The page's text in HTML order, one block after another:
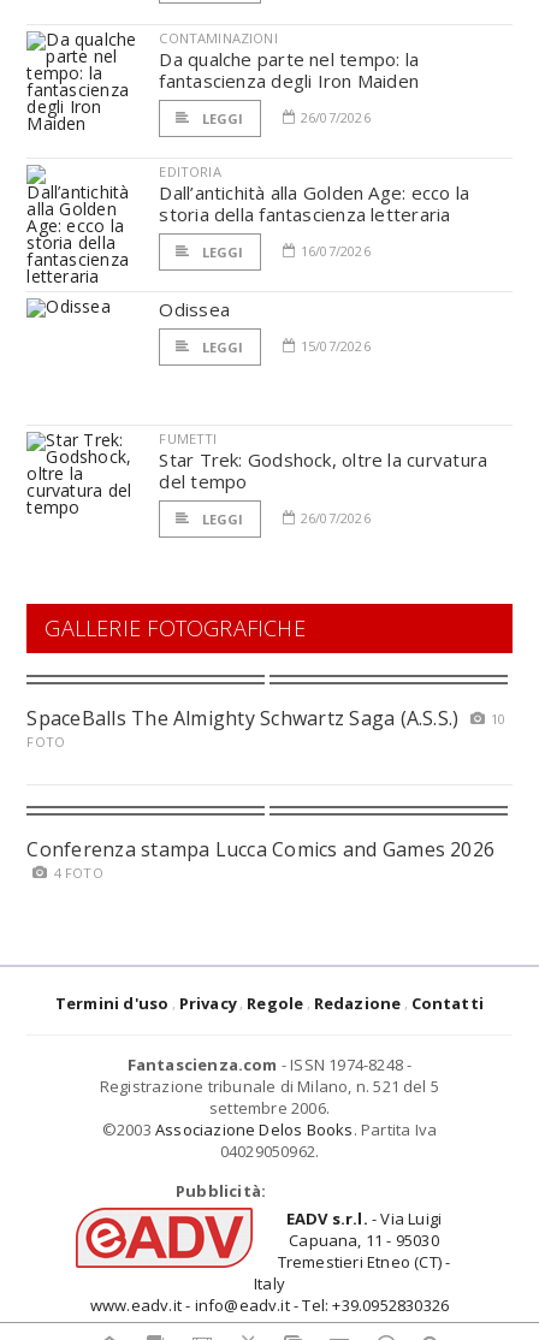
CONTAMINAZIONI
Da qualche parte nel tempo: la
fantascienza degli Iron Maiden
LEGGI 26/07/2026
EDITORIA
Dall’antichità alla Golden Age: ecco la
storia della fantascienza letteraria
LEGGI 16/07/2026
Odissea
LEGGI 15/07/2026
FUMETTI
Star Trek: Godshock, oltre la curvatura
del tempo
LEGGI 26/07/2026
GALLERIE FOTOGRAFICHE
SpaceBalls The Almighty Schwartz Saga (A.S.S.)
10
FOTO
Conferenza stampa Lucca Comics and Games 2026
4 FOTO
Termini d'uso Privacy Regole Redazione Contatti
Fantascienza.com - ISSN 1974-8248 -
Registrazione tribunale di Milano, n. 521 del 5
settembre 2006.
©2003 Associazione Delos Books. Partita Iva
04029050962.
Pubblicità:
EADV s.r.l. - Via Luigi
Capuana, 11 - 95030
Tremestieri Etneo (CT) -
Italy
www.eadv.it - info@eadv.it - Tel: +39.0952830326